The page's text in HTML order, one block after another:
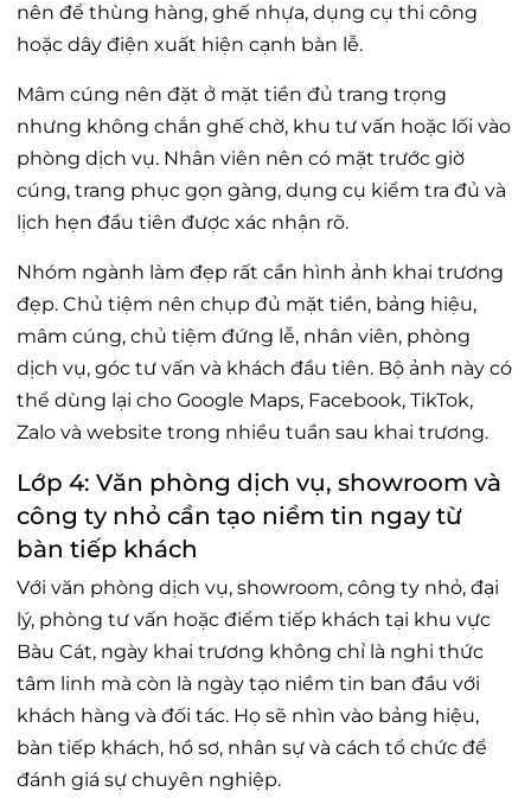
nên để thùng hàng, ghế nhựa, dụng cụ thi công
hoặc dây điện xuất hiện cạnh bàn lễ.
Mâm cúng nên đặt ở mặt tiền đủ trang trọng
nhưng không chắn ghế chờ, khu tư vấn hoặc lối vào
phòng dịch vụ. Nhân viên nên có mặt trước giờ
cúng, trang phục gọn gàng, dụng cụ kiểm tra đủ và
lịch hẹn đầu tiên được xác nhận rõ.
Nhóm ngành làm đẹp rất cần hình ảnh khai trương
đẹp. Chủ tiệm nên chụp đủ mặt tiền, bảng hiệu,
mâm cúng, chủ tiệm đứng lễ, nhân viên, phòng
dịch vụ, góc tư vấn và khách đầu tiên. Bộ ảnh này có
thể dùng lại cho Google Maps, Facebook, TikTok,
Zalo và website trong nhiều tuần sau khai trương.
Lớp 4: Văn phòng dịch vụ, showroom và
công ty nhỏ cần tạo niềm tin ngay từ
bàn tiếp khách
Với văn phòng dịch vụ, showroom, công ty nhỏ, đại
lý, phòng tư vấn hoặc điểm tiếp khách tại khu vực
Bàu Cát, ngày khai trương không chỉ là nghi thức
tâm linh mà còn là ngày tạo niềm tin ban đầu với
khách hàng và đối tác. Họ sẽ nhìn vào bảng hiệu,
bàn tiếp khách, hồ sơ, nhân sự và cách tổ chức để
đánh giá sự chuyên nghiệp.